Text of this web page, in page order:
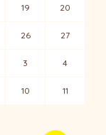
19 20
26 27
3 4
10 11